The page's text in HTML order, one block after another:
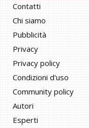
Contatti
Chi siamo
Pubblicità
Privacy
Privacy policy
Condizioni d'uso
Community policy
Autori
Esperti